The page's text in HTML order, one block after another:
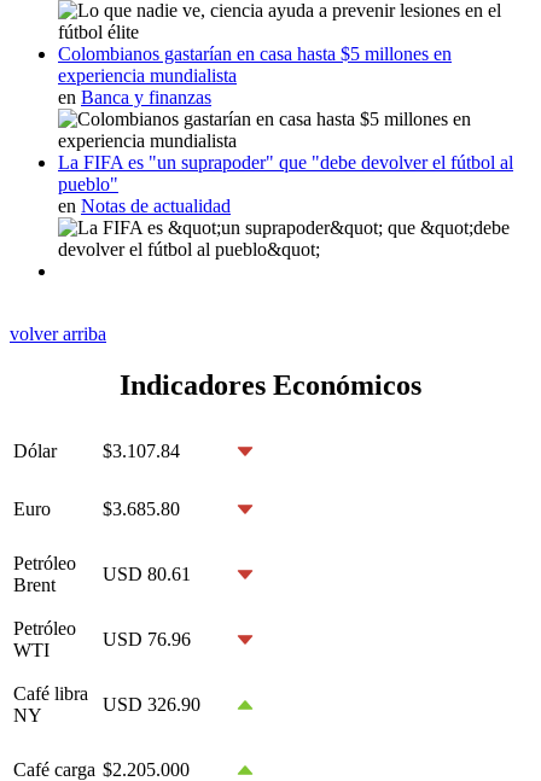
Colombianos gastarían en casa hasta $5 millones en
experiencia mundialista
en Banca y finanzas
La FIFA es "un suprapoder" que "debe devolver el fútbol al
pueblo"
en Notas de actualidad
volver arriba
Indicadores Económicos
Dólar $3.107.84
Euro $3.685.80
Petróleo
Brent
USD 80.61
Petróleo
WTI
USD 76.96
Café libra
NY
USD 326.90
Café carga $2.205.000